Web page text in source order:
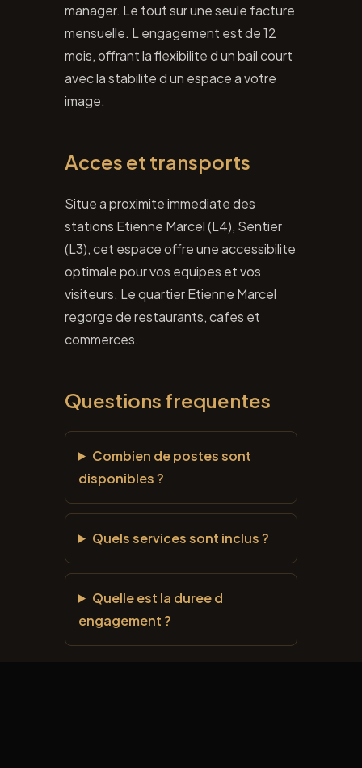
manager. Le tout sur une seule facture
mensuelle. L engagement est de 12
mois, offrant la flexibilite d un bail court
avec la stabilite d un espace a votre
image.
Acces et transports
Situe a proximite immediate des
stations Etienne Marcel (L4), Sentier
(L3), cet espace offre une accessibilite
optimale pour vos equipes et vos
visiteurs. Le quartier Etienne Marcel
regorge de restaurants, cafes et
commerces.
Questions frequentes
Combien de postes sont
disponibles ?
Quels services sont inclus ?
Quelle est la duree d
engagement ?